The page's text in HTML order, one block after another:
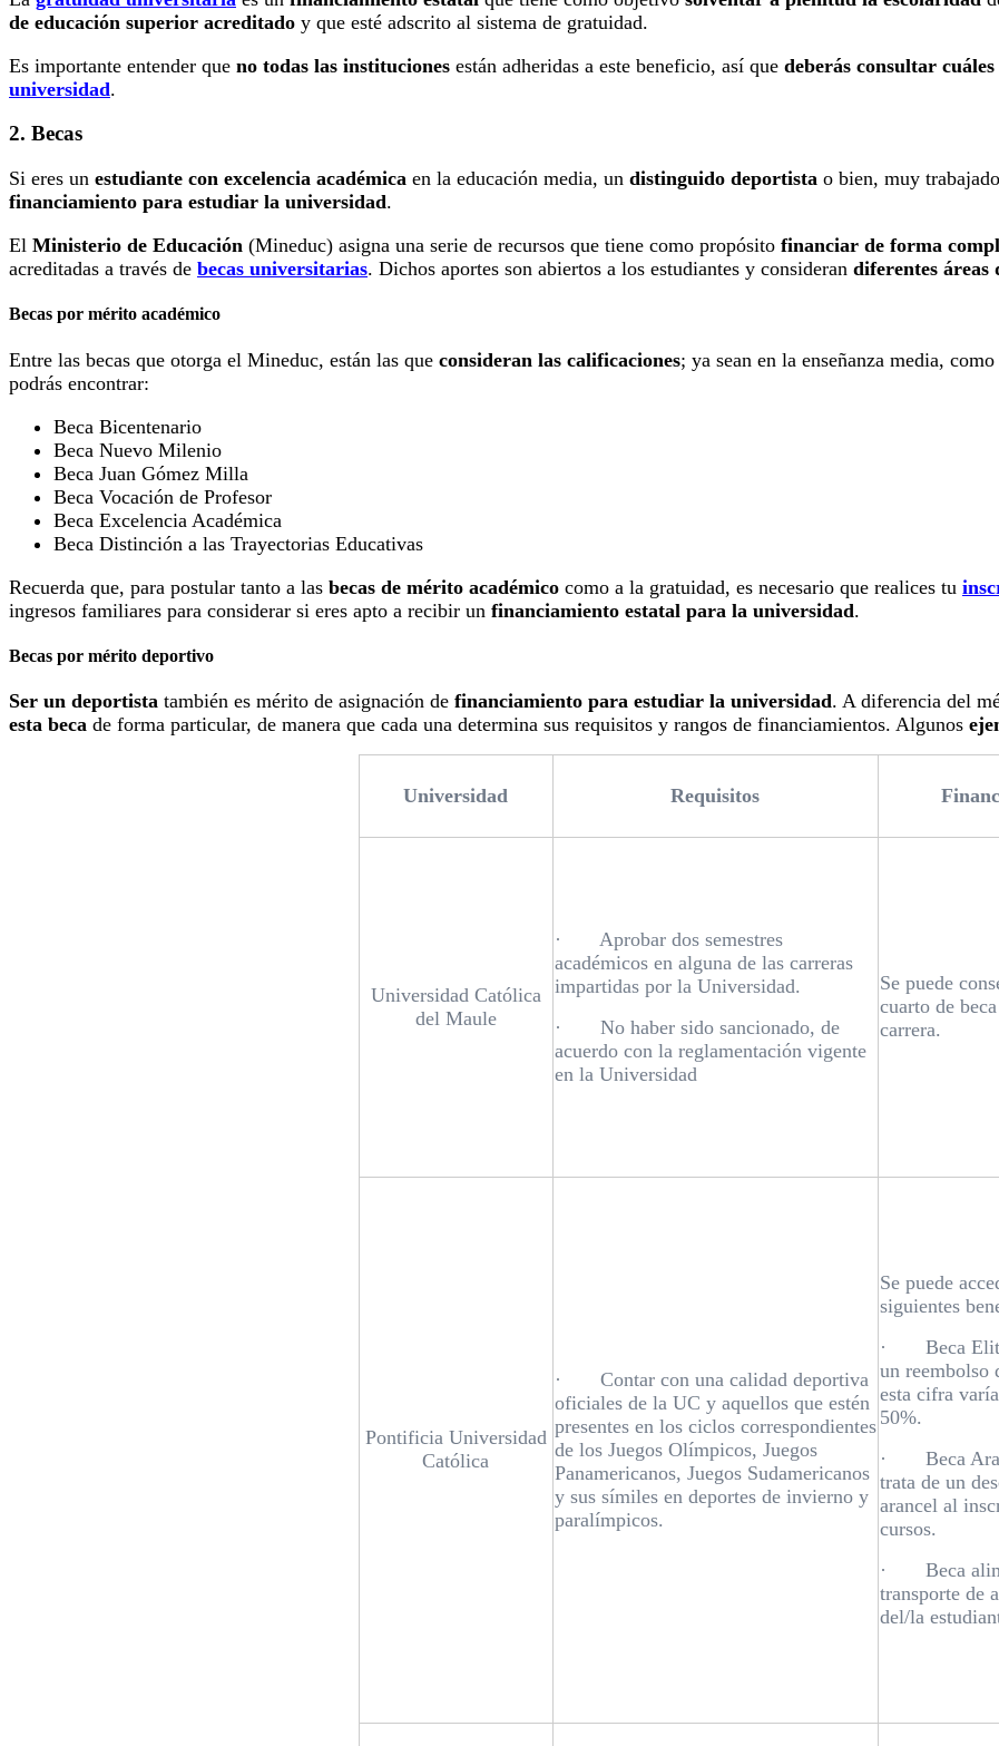
de educación superior acreditado y que esté adscrito al sistema de gratuidad.
Es importante entender que no todas las instituciones están adheridas a este beneficio, así que deberás consultar
universidad.
2. Becas
Si eres un estudiante con excelencia académica en la educación media, un distinguido deportista o bien, muy
financiamiento para estudiar la universidad.
El Ministerio de Educación (Mineduc) asigna una serie de recursos que tiene como propósito financiar de forma
acreditadas a través de becas universitarias. Dichos aportes son abiertos a los estudiantes y consideran diferentes áreas
Becas por mérito académico
Entre las becas que otorga el Mineduc, están las que consideran las calificaciones; ya sean en la enseñanza media,
podrás encontrar:
Beca Bicentenario
Beca Nuevo Milenio
Beca Juan Gómez Milla
Beca Vocación de Profesor
Beca Excelencia Académica
Beca Distinción a las Trayectorias Educativas
Recuerda que, para postular tanto a las becas de mérito académico como a la gratuidad, es necesario que realices tu
ingresos familiares para considerar si eres apto a recibir un financiamiento estatal para la universidad.
Becas por mérito deportivo
Ser un deportista también es mérito de asignación de financiamiento para estudiar la universidad. A diferencia del
esta beca de forma particular, de manera que cada una determina sus requisitos y rangos de financiamientos. Algunos
Universidad Requisitos
Universidad Católica
del Maule
· Aprobar dos semestres
académicos en alguna de las carreras
impartidas por la Universidad.
· No haber sido sancionado, de
acuerdo con la reglamentación vigente
en la Universidad
Se puede
cuarto de
carrera.
Pontificia Universidad
Católica
· Contar con una calidad deportiva
oficiales de la UC y aquellos que estén
presentes en los ciclos correspondientes
de los Juegos Olímpicos, Juegos
Panamericanos, Juegos Sudamericanos
y sus símiles en deportes de invierno y
paralímpicos.
Se puede
siguientes
· Beca
un reembolso
esta cifra
50%.
· Beca
trata de un
arancel al
cursos.
· Beca
transporte de
del/la